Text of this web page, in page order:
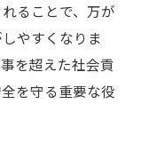
ることで、万が
やすくなりま
を超えた社会貢
を守る重要な役